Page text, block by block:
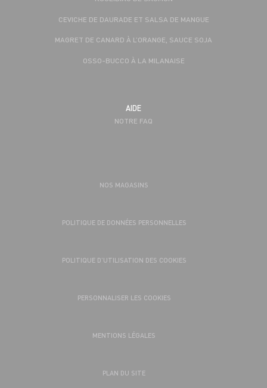
CEVICHE DE DAURADE ET SALSA DE MANGUE
MAGRET DE CANARD À L’ORANGE, SAUCE SOJA
OSSO-BUCCO À LA MILANAISE
AIDE
NOTRE FAQ
NOS MAGASINS
POLITIQUE DE DONNÉES PERSONNELLES
POLITIQUE D’UTILISATION DES COOKIES
PERSONNALISER LES COOKIES
MENTIONS LÉGALES
PLAN DU SITE